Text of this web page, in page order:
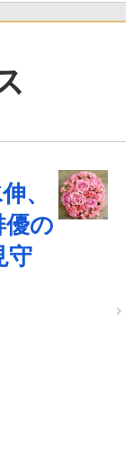
、
の
守